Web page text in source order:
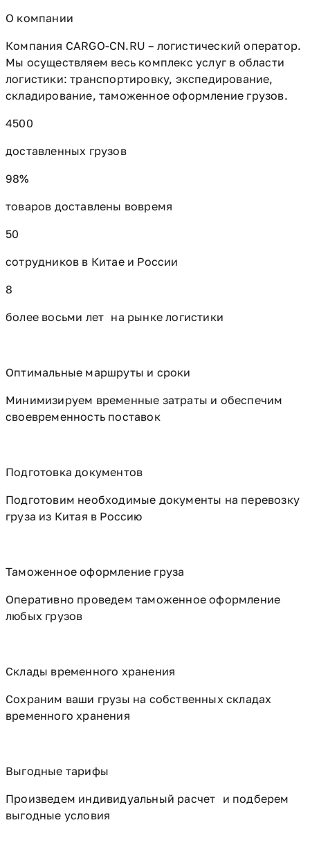
О компании
Компания CARGO-CN.RU – логистический оператор.
Мы осуществляем весь комплекс услуг в области
логистики: транспортировку, экспедирование,
складирование, таможенное оформление грузов.
4500
доставленных грузов
98%
товаров доставлены вовремя
50
сотрудников в Китае и России
8
более восьми лет на рынке логистики
Оптимальные маршруты и сроки
Минимизируем временные затраты и обеспечим
своевременность поставок
Подготовка документов
Подготовим необходимые документы на перевозку
груза из Китая в Россию
Таможенное оформление груза
Оперативно проведем таможенное оформление
любых грузов
Склады временного хранения
Сохраним ваши грузы на собственных складах
временного хранения
Выгодные тарифы
Произведем индивидуальный расчет и подберем
выгодные условия